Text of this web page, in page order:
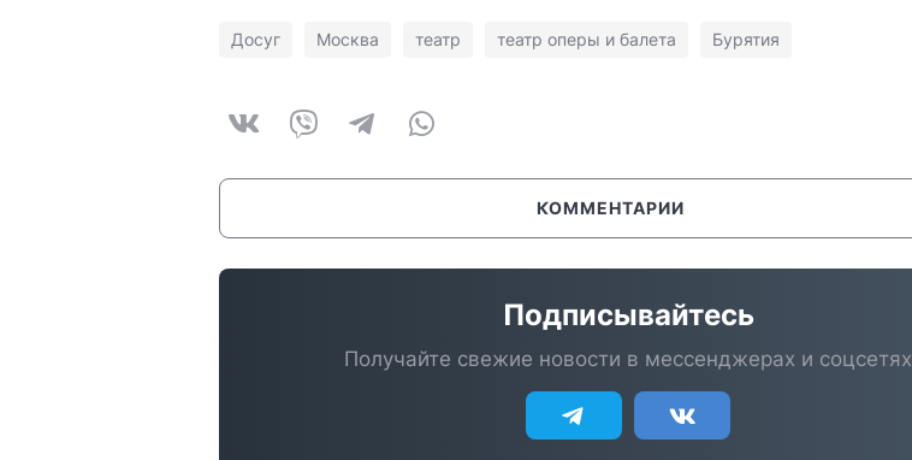
Досуг Москва театр театр оперы и балета Бурятия
КОММЕНТАРИИ
Подписывайтесь
Получайте свежие новости в мессенджерах и соцсетях